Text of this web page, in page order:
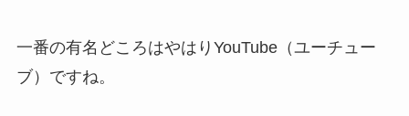
一番の有名どころはやはりYouTube（ユーチュー
ブ）ですね。